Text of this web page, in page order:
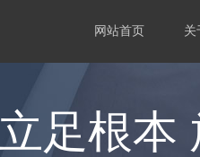
网站首页 关
立足根本